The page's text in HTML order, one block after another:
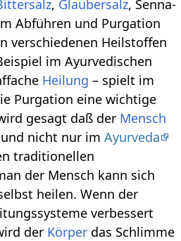
, Glaubersalz, Senna-
Abführen und Purgation
verschiedenen Heilstoffen
im Ayurvedischen
Heilung – spielt im
Purgation eine wichtige
gesagt daß der Mensch
nicht nur imAyurveda
traditionellen
der Mensch kann sich
heilen. Wenn der
verbessert
der Körper das Schlimme